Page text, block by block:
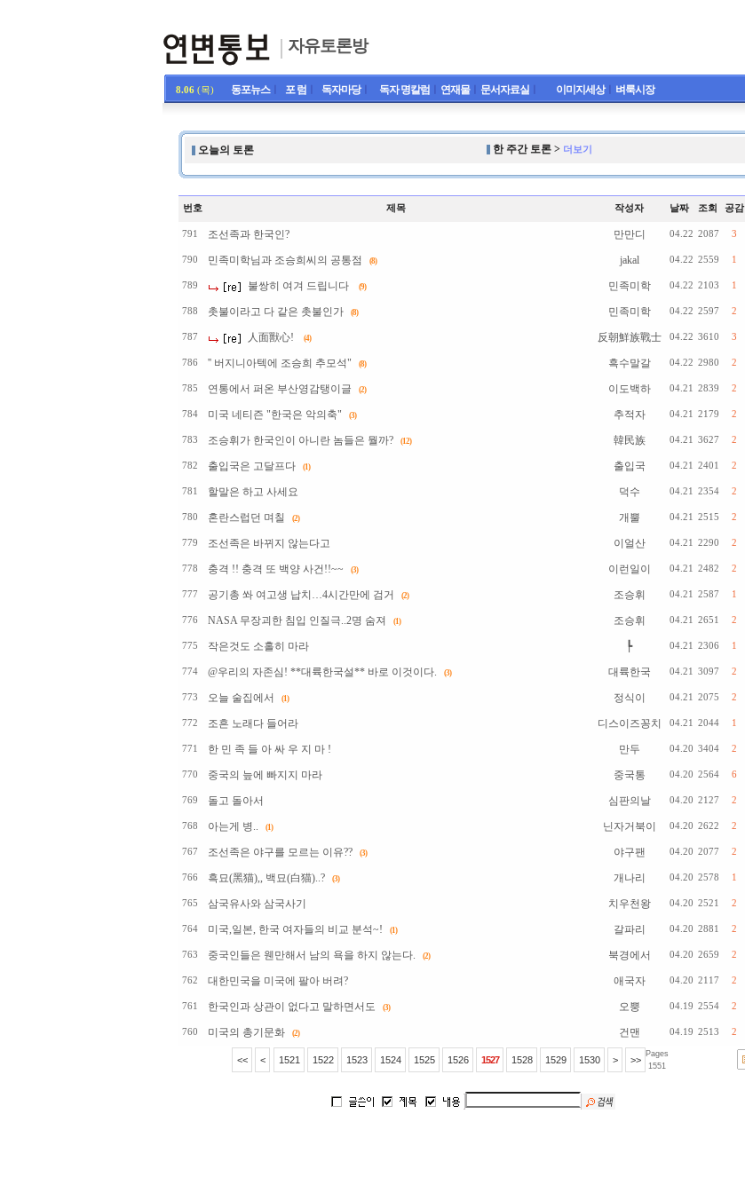
자유토론방
8.06 (목) 동포뉴스ㅣ 포 럼 독자마당ㅣ 독자 명칼럼 연재물ㅣ 문서자료실 이미지세상ㅣ 벼룩시장
오늘의 토론 한 주간 토론 > 더보기
번호 제목 작성자 날짜 조회 공감
791 조선족과 한국인? 만만디 04.22 2087 3
790 민족미학님과 조승희씨의 공통점 (8) jakal 04.22 2559 1
789 불쌍히 여겨 드립니다 (9) 민족미학 04.22 2103 1
788 촛불이라고 다 같은 촛불인가 (8) 민족미학 04.22 2597 2
787 人面獸心! (4) 反朝鮮族戰士 04.22 3610 3
786 '' 버지니아텍에 조승희 추모석" (8) 흑수말갈 04.22 2980 2
785 연통에서 퍼온 부산영감탱이글 (2) 이도백하 04.21 2839 2
784 미국 네티즌 "한국은 악의축" (3) 추적자 04.21 2179 2
783 조승휘가 한국인이 아니란 놈들은 뭘까? (12) 韓民族 04.21 3627 2
782 출입국은 고달프다 (1) 출입국 04.21 2401 2
781 할말은 하고 사세요 덕수 04.21 2354 2
780 혼란스럽던 며칠 (2) 개뿔 04.21 2515 2
779 조선족은 바뀌지 않는다고 이얼산 04.21 2290 2
778 충격 !! 충격 또 백양 사건!!~~ (3) 이런일이 04.21 2482 2
777 공기총 쏴 여고생 납치…4시간만에 검거 (2) 조승휘 04.21 2587 1
776 NASA 무장괴한 침입 인질극..2명 숨져 (1) 조승휘 04.21 2651 2
775 작은것도 소홀히 마라 ┡ 04.21 2306 1
774 @우리의 자존심! **대륙한국설** 바로 이것이다. (3) 대륙한국 04.21 3097 2
773 오늘 술집에서 (1) 정식이 04.21 2075 2
772 조흔 노래다 들어라 디스이즈꽁치 04.21 2044 1
771 한 민 족 들 아 싸 우 지 마 ! 만두 04.20 3404 2
770 중국의 늪에 빠지지 마라 중국통 04.20 2564 6
769 돌고 돌아서 심판의날 04.20 2127 2
768 아는게 병.. (1) 닌자거북이 04.20 2622 2
767 조선족은 야구를 모르는 이유?? (3) 야구팬 04.20 2077 2
766 흑묘(黑猫),, 백묘(白猫)..? (3) 개나리 04.20 2578 1
765 삼국유사와 삼국사기 치우천왕 04.20 2521 2
764 미국,일본, 한국 여자들의 비교 분석~! (1) 갈파리 04.20 2881 2
763 중국인들은 웬만해서 남의 욕을 하지 않는다. (2) 북경에서 04.20 2659 2
762 대한민국을 미국에 팔아 버려? 애국자 04.20 2117 2
761 한국인과 상관이 없다고 말하면서도 (3) 오뿡 04.19 2554 2
760 미국의 총기문화 (2) 건맨 04.19 2513 2
<< < 1521 1522 1523 1524 1525 1526 1527 1528 1529 1530 > >>
Pages
1551